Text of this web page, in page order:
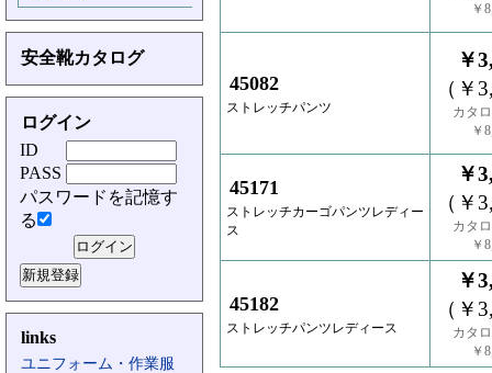
安全靴カタログ
ログイン
ID
PASS
パスワードを記憶す
る
links
ユニフォーム・作業服
￥
45082
ストレッチパンツ
￥
（￥
カタ
￥
45171
ストレッチカーゴパンツレディー
ス
￥
（￥
カタ
￥
45182
ストレッチパンツレディース
￥
（￥
カタ
￥